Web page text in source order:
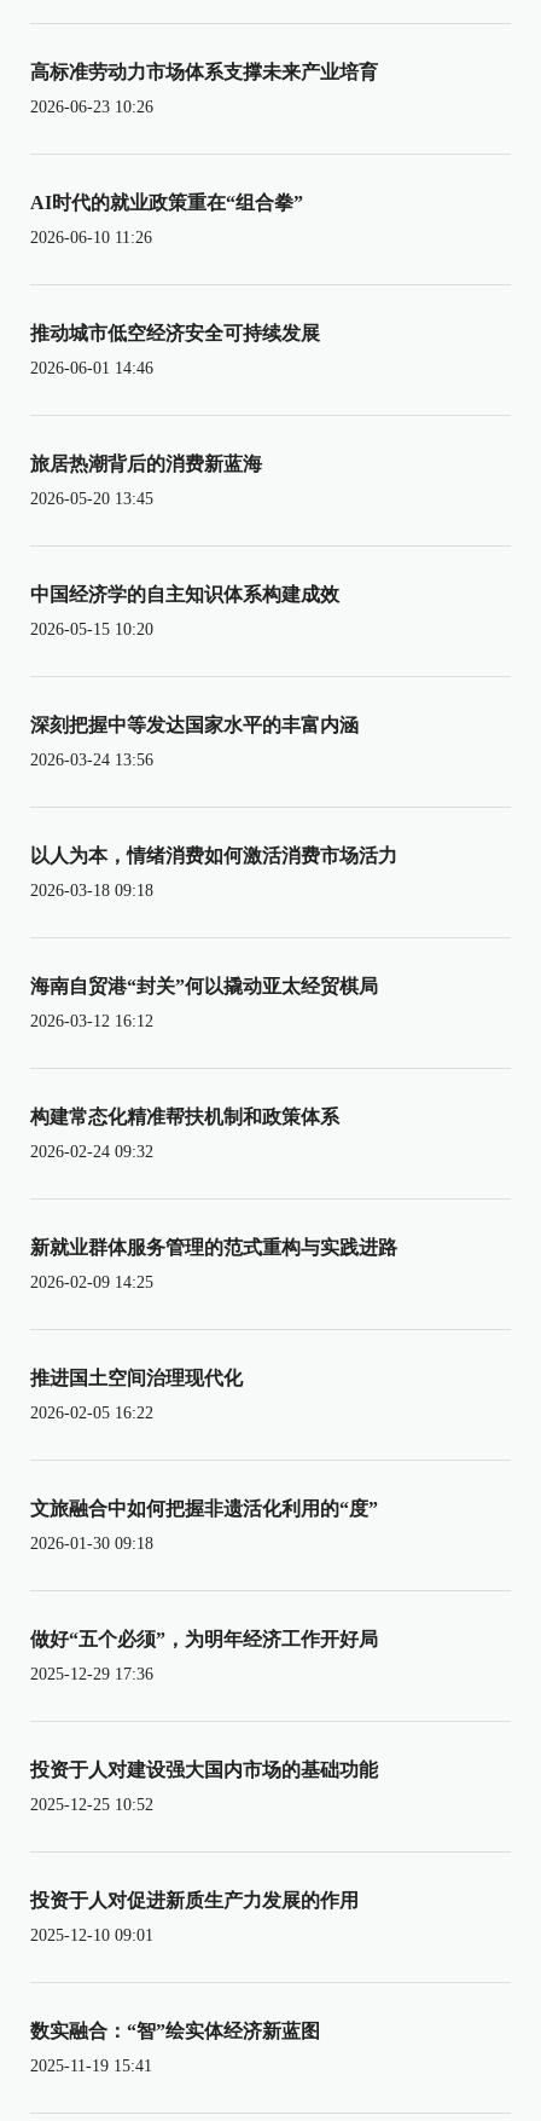
高标准劳动力市场体系支撑未来产业培育
2026-06-23 10:26
AI时代的就业政策重在“组合拳”
2026-06-10 11:26
推动城市低空经济安全可持续发展
2026-06-01 14:46
旅居热潮背后的消费新蓝海
2026-05-20 13:45
中国经济学的自主知识体系构建成效
2026-05-15 10:20
深刻把握中等发达国家水平的丰富内涵
2026-03-24 13:56
以人为本，情绪消费如何激活消费市场活力
2026-03-18 09:18
海南自贸港“封关”何以撬动亚太经贸棋局
2026-03-12 16:12
构建常态化精准帮扶机制和政策体系
2026-02-24 09:32
新就业群体服务管理的范式重构与实践进路
2026-02-09 14:25
推进国土空间治理现代化
2026-02-05 16:22
文旅融合中如何把握非遗活化利用的“度”
2026-01-30 09:18
做好“五个必须”，为明年经济工作开好局
2025-12-29 17:36
投资于人对建设强大国内市场的基础功能
2025-12-25 10:52
投资于人对促进新质生产力发展的作用
2025-12-10 09:01
数实融合：“智”绘实体经济新蓝图
2025-11-19 15:41